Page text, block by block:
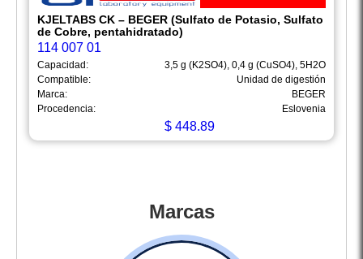
KJELTABS CK – BEGER (Sulfato de Potasio, Sulfato
de Cobre, pentahidratado)
114 007 01
Capacidad:
3,5 g (K2SO4), 0,4 g (CuSO4), 5H2O
Compatible:
Unidad de digestión
Marca:
BEGER
Procedencia:
Eslovenia
$ 448.89
Marcas